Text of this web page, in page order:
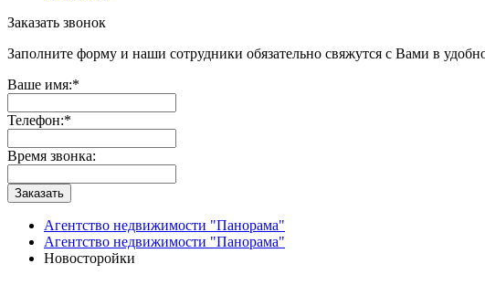
Заказать звонок
Заполните форму и наши сотрудники обязательно свяжутся с Вами в
Ваше имя:*
Телефон:*
Время звонка:
Заказать
Агентство недвижимости "Панорама"
Агентство недвижимости "Панорама"
Новосторойки